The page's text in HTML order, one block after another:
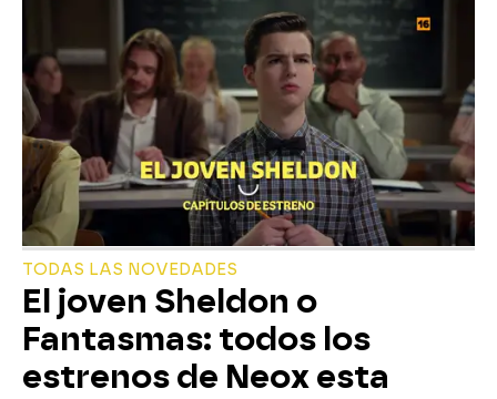
TODAS LAS NOVEDADES
El joven Sheldon o
Fantasmas: todos los
estrenos de Neox esta